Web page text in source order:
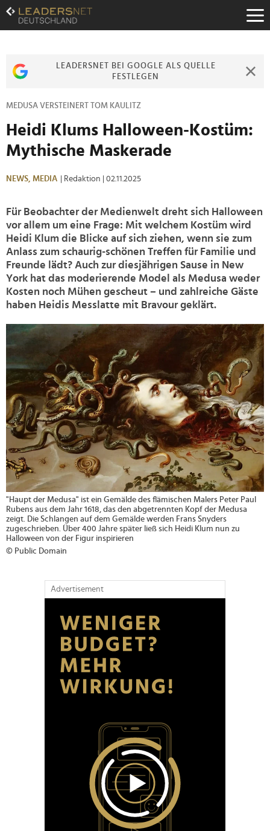
Zum
Inhalt
Zur
Zur
LEADERSNET BEI GOOGLE ALS QUELLE
FESTLEGEN
MEDUSA VERSTEINERT TOM KAULITZ
Heidi Klums Halloween-Kostüm:
Mythische Maskerade
NEWS, MEDIA | Redaktion | 02.11.2025
Für Beobachter der Medienwelt dreht sich Halloween
vor allem um eine Frage: Mit welchem Kostüm wird
Heidi Klum die Blicke auf sich ziehen, wenn sie zum
Anlass zum schaurig-schönen Treffen für Familie und
Freunde lädt? Auch zur diesjährigen Sause in New
York hat das moderierende Model als Medusa weder
Kosten noch Mühen gescheut – und zahlreiche Gäste
haben Heidis Messlatte mit Bravour geklärt.
"Haupt der Medusa" ist ein Gemälde des flämischen Malers Peter Paul
Rubens aus dem Jahr 1618, das den abgetrennten Kopf der Medusa
zeigt. Die Schlangen auf dem Gemälde werden Frans Snyders
zugeschrieben. Über 400 Jahre später ließ sich Heidi Klum nun zu
Halloween von der Figur inspirieren
© Public Domain
Advertisement